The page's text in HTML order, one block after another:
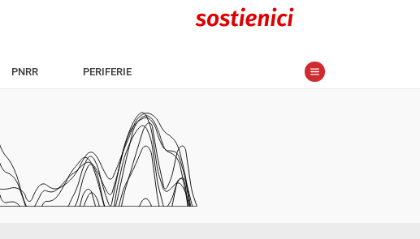
PNRR PERIFERIE